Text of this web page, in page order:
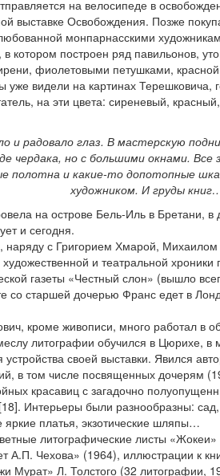
на велосипеде в
выставке Освобождения. Позже
монпарнасскими
в котором построен ряд павильонов,
фиолетовыми петушками,
видели на картинах Терешковича,
на эти цвета: сиреневый,
и радовало глаз. В мастерскую
чердака, но с большими окнами.
полотна и какие-то допотопные
художником. И груды
на острове Бель-Иль в Бретани,
и сегодня.
наряду с Григорием Хмарой,
художественной и театральной
газеты «Честный слон» (вышло
со старшей дочерью Франс едет в
кроме живописи, много работал в
литографии обучился в Цюрихе, в
своей выставки. Явился
в том числе посвященных дочерям
красавиц с загадочно
Интерьеры были разнообразны:
яркие платья, экзотические шляпы…
литографические листы
А.П. Чехова» (1964), иллюстрации к
Мурат» Л. Толстого (32 литографии,